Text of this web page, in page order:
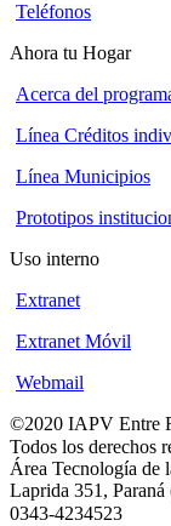
Teléfonos
Ahora tu Hogar
Acerca del
Línea Créditos
Línea Municipios
Prototipos
Uso interno
Extranet
Extranet Móvil
Webmail
©2020 IAPV Entre
Todos los derechos
Área Tecnología de
Laprida 351,
0343-4234523